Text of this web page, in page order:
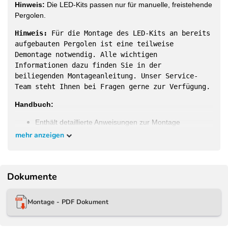
Hinweis: Die LED-Kits passen nur für manuelle, freistehende
Pergolen.
Hinweis:
Für die Montage des LED-Kits an bereits
aufgebauten Pergolen ist eine teilweise
Demontage notwendig. Alle wichtigen
Informationen dazu finden Sie in der
beiliegenden Montageanleitung. Unser Service-
Team steht Ihnen bei Fragen gerne zur Verfügung.
Handbuch:
Enthält detaillierte Anweisungen zur Montage
Passgenaue LED-Kits für die bei uns im Shop
erhältlichen Modelle:
Weide Classic Pergola3 x 3 M Weiß - 3x3M - WE-
LED-3030-WSS
mehr anzeigen
Dokumente
Montage - PDF Dokument